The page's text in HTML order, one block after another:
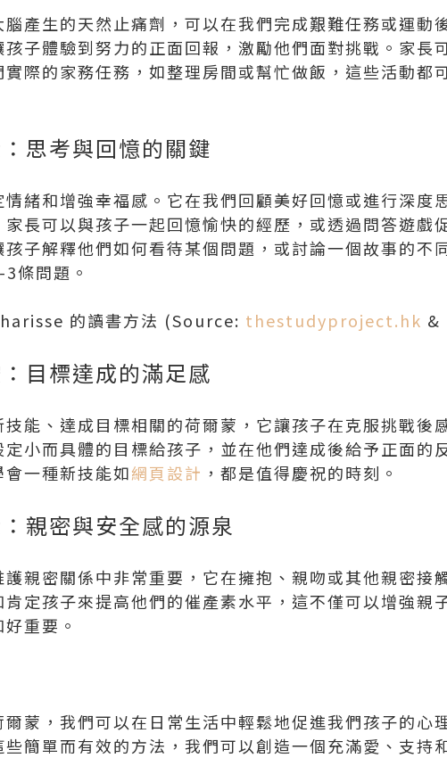
腦產生的天然止痛劑，可以在我們完成艱難任務或運動
子體驗到努力的正面回報，激勵他們面對挑戰。家長
際的家務任務，如整理房間或幫忙做飯，這些活動都
：思考與回憶的關鍵
情緒和增強幸福感。它在我們回顧美好回憶或進行深度
長可以與孩子一起回憶愉快的經歷，或透過問答遊戲
子解釋他們如何看待某個問題，或討論一個故事的不
條問題。
的讀書方法 (Source: thestudyproject.hk &
：目標達成的滿足感
能、達成目標相關的荷爾蒙，它讓孩子在克服挑戰後
定小而具體的目標給孩子，並在他們達成後給予正面的
一種新技能如網頁設計 ，都是值得慶祝的時刻。
：親密與安全感的源泉
親密關係中非常重要，它在擁抱、親吻或其他親密接
定孩子來提高他們的催產素水平，這不僅可以增強親
重要。
蒙，我們可以在日常生活中輕鬆地促進我們孩子的心
簡單而有效的方法，我們可以創造一個充滿愛、支持